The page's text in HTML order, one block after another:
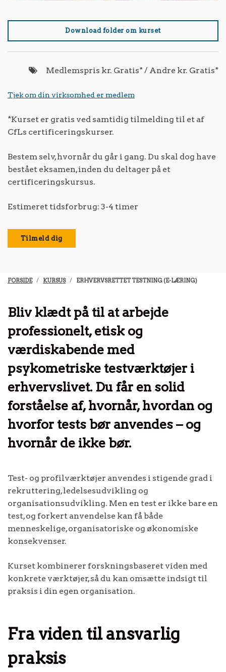
Download folder om kurset
Medlemspris kr. Gratis* / Andre kr. Gratis*
Tjek om din virksomhed er medlem
*Kurset er gratis ved samtidig tilmelding til et af
CfLs certificeringskurser.
Bestem selv, hvornår du går i gang. Du skal dog have
bestået eksamen, inden du deltager på et
certificeringskursus.
Estimeret tidsforbrug: 3-4 timer
Tilmeld dig
FORSIDE KURSUS ERHVERVSRETTET TESTNING (E-LÆRING)
Bliv klædt på til at arbejde
professionelt, etisk og
værdiskabende med
psykometriske testværktøjer i
erhvervslivet. Du får en solid
forståelse af, hvornår, hvordan og
hvorfor tests bør anvendes – og
hvornår de ikke bør.
Test- og profilværktøjer anvendes i stigende grad i
rekruttering, ledelsesudvikling og
organisationsudvikling. Men en test er ikke bare en
test, og forkert anvendelse kan få både
menneskelige, organisatoriske og økonomiske
konsekvenser.
Kurset kombinerer forskningsbaseret viden med
konkrete værktøjer, så du kan omsætte indsigt til
praksis i din egen organisation.
Fra viden til ansvarlig
praksis